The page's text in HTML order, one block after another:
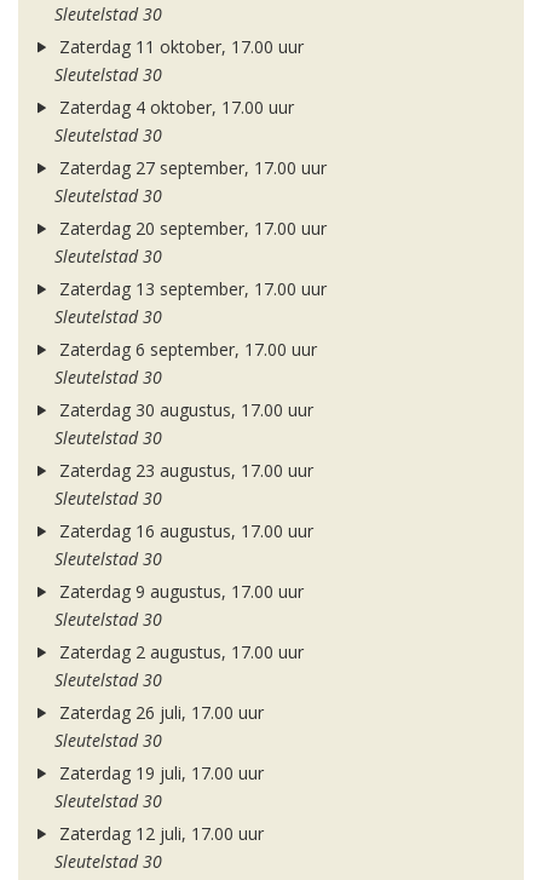
Sleutelstad 30
Zaterdag 11 oktober, 17.00 uur
Sleutelstad 30
Zaterdag 4 oktober, 17.00 uur
Sleutelstad 30
Zaterdag 27 september, 17.00 uur
Sleutelstad 30
Zaterdag 20 september, 17.00 uur
Sleutelstad 30
Zaterdag 13 september, 17.00 uur
Sleutelstad 30
Zaterdag 6 september, 17.00 uur
Sleutelstad 30
Zaterdag 30 augustus, 17.00 uur
Sleutelstad 30
Zaterdag 23 augustus, 17.00 uur
Sleutelstad 30
Zaterdag 16 augustus, 17.00 uur
Sleutelstad 30
Zaterdag 9 augustus, 17.00 uur
Sleutelstad 30
Zaterdag 2 augustus, 17.00 uur
Sleutelstad 30
Zaterdag 26 juli, 17.00 uur
Sleutelstad 30
Zaterdag 19 juli, 17.00 uur
Sleutelstad 30
Zaterdag 12 juli, 17.00 uur
Sleutelstad 30